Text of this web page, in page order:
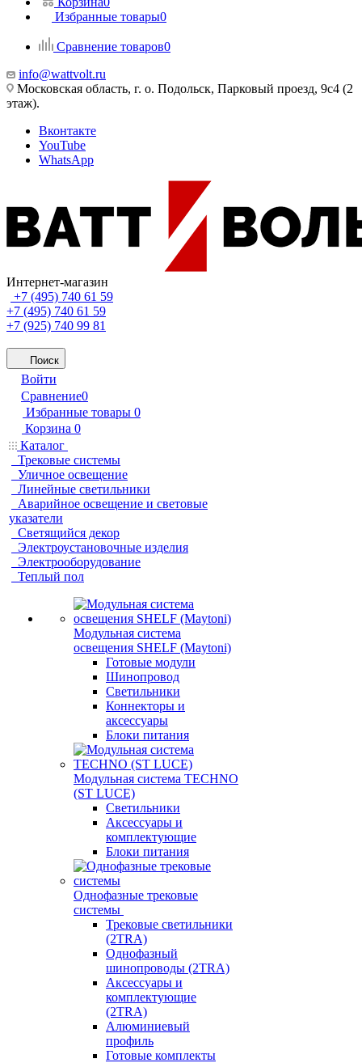
Избранные товары0
Сравнение товаров0
info@wattvolt.ru
Московская область, г. о. Подольск, Парковый проезд, 9с4 (2
этаж).
Вконтакте
YouTube
WhatsApp
Интернет-магазин
+7 (495) 740 61 59
+7 (495) 740 61 59
+7 (925) 740 99 81
Поиск
Войти
Сравнение0
Избранные товары 0
Корзина 0
Каталог
Трековые системы
Уличное освещение
Линейные светильники
Аварийное освещение и световые
указатели
Светящийся декор
Электроустановочные изделия
Электрооборудование
Теплый пол
Модульная система
освещения SHELF (Maytoni)
Готовые модули
Шинопровод
Светильники
Коннекторы и
аксессуары
Блоки питания
Модульная система TECHNO
(ST LUCE)
Светильники
Аксессуары и
комплектующие
Блоки питания
Однофазные трековые
системы
Трековые светильники
(2TRA)
Однофазный
шинопроводы (2TRA)
Аксессуары и
комплектующие
(2TRA)
Алюминиевый
профиль
Готовые комплекты